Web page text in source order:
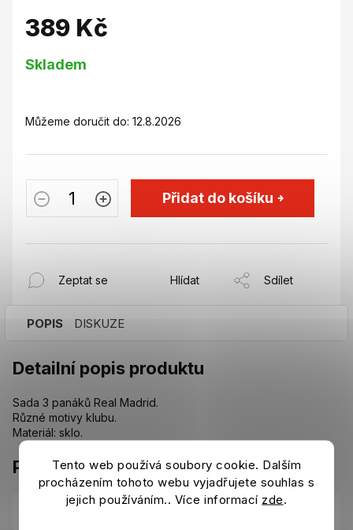
Tento web používá soubory cookie. Dalším
procházením tohoto webu vyjadřujete souhlas s
jejich používáním.. Více informací zde.
389 Kč
cena:
Skladem
Můžeme doručit do: 12.8.2026
Přidat do košíku
Zeptat se Hlídat Sdílet
POPIS DISKUZE
Detailní popis produktu
Sada 3 panáků Real Madrid.
Různé motivy klubu.
Materiál: sklo.
Parametry